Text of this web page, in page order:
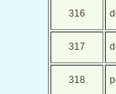
316
317
318